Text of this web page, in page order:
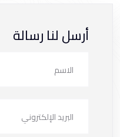
أرسل لنا رسالة